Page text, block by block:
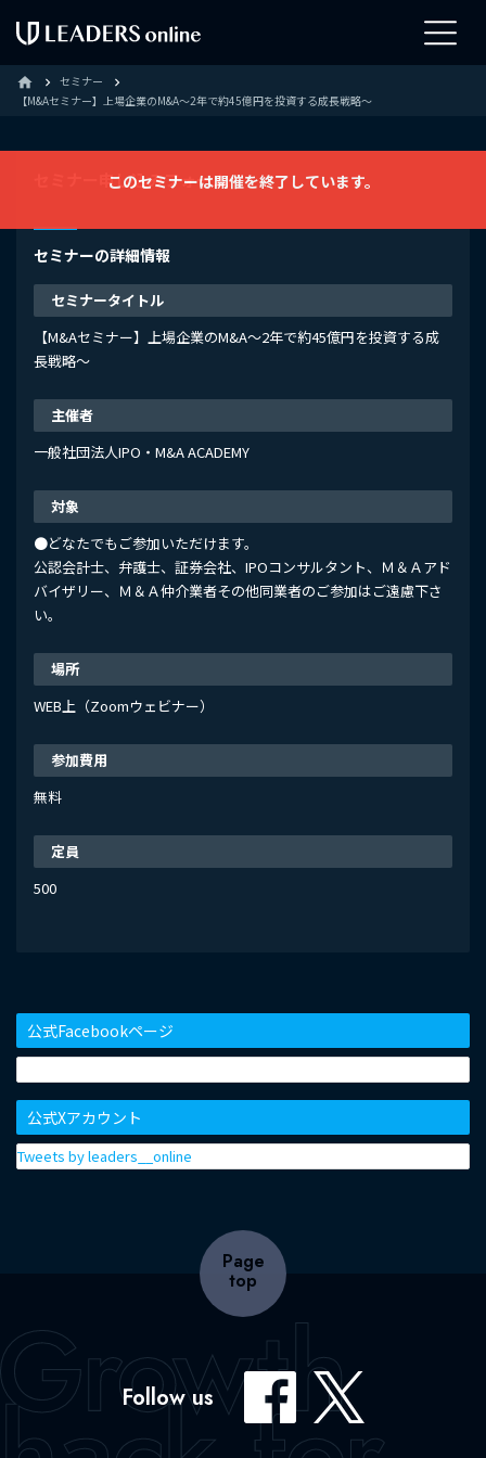
home
セミナー
【M&Aセミナー】上場企業のM&A〜2年で約45億円を投資する成長戦略〜
セミナー申し込みフォーム
セミナーの詳細情報
セミナータイトル
【M&Aセミナー】上場企業のM&A〜2年で約45億円を投資する成
長戦略〜
主催者
一般社団法人IPO・M&A ACADEMY
対象
●どなたでもご参加いただけます。
公認会計士、弁護士、証券会社、IPOコンサルタント、Ｍ＆Ａアド
バイザリー、Ｍ＆Ａ仲介業者その他同業者のご参加はご遠慮下さ
い。
場所
WEB上（Zoomウェビナー）
参加費用
無料
定員
500
このセミナーは開催を終了しています。
公式Facebookページ
公式Xアカウント
Tweets by leaders__online
Page
top
Follow us